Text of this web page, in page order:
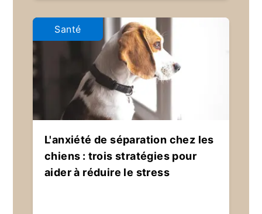
Santé
L'anxiété de séparation chez les
chiens : trois stratégies pour
aider à réduire le stress